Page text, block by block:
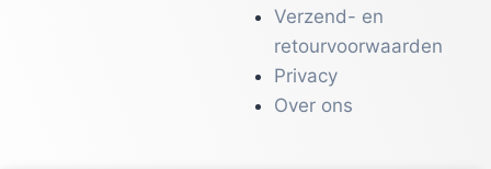
Verzend- en
retourvoorwaarden
Privacy
Over ons